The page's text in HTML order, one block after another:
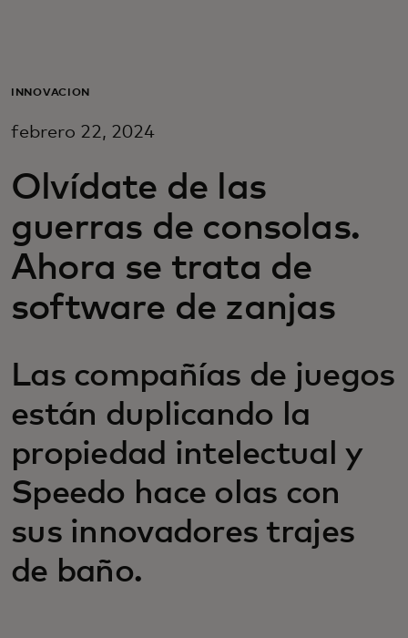
Para empresas
Para innovadores
Noticias y tendencias
INNOVACIÓN
febrero 22, 2024
Olvídate de las
guerras de consolas.
Ahora se trata de
software de zanjas
Las compañías de juegos
están duplicando la
propiedad intelectual y
Speedo hace olas con
sus innovadores trajes
de baño.